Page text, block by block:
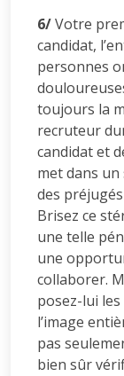
6/Votre
candidat,
personnes
toujours la
recruteur
candidat et
met dans
des
Brisez ce
une telle
une
collaborer.
posez-lui
l’image
pas
bien sûr